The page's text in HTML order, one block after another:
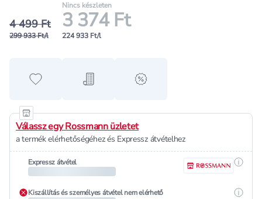
4 499 Ft
299 933 Ft/l
Nincs készleten
3 374 Ft
224 933 Ft/l
Hozzáadás a kedvencekhez
Hozzáadás a bevásárló listához
alert when on sale
Válassz egy Rossmann üzletet
a termék elérhetőségéhez és Expressz átvételhez
Expressz átvétel
Kiszállítás és személyes átvétel nem elérhető